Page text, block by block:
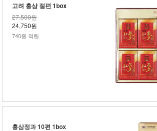
고려 홍삼 절편 1box
27,500원
24,750원
740원 적립
홍삼정과 10편 1box